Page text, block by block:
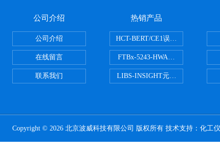
公司介绍
公司介绍
在线留言
联系我们
热销产品
HCT-BERT/CE1误码测试仪
FTBx-5243-HWA光谱分析仪
LIBS-INSIGHT元素光谱分析仪
Copyright © 2026 北京波威科技有限公司 版权所有 技术支持： 化工